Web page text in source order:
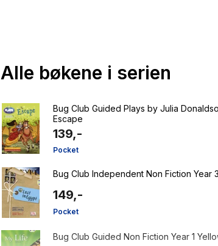
Alle bøkene i serien
Bug Club Guided Plays by Julia
Escape
139,-
Pocket
Bug Club Independent Non Fiction Year
149,-
Pocket
Bug Club Guided Non Fiction Year 1